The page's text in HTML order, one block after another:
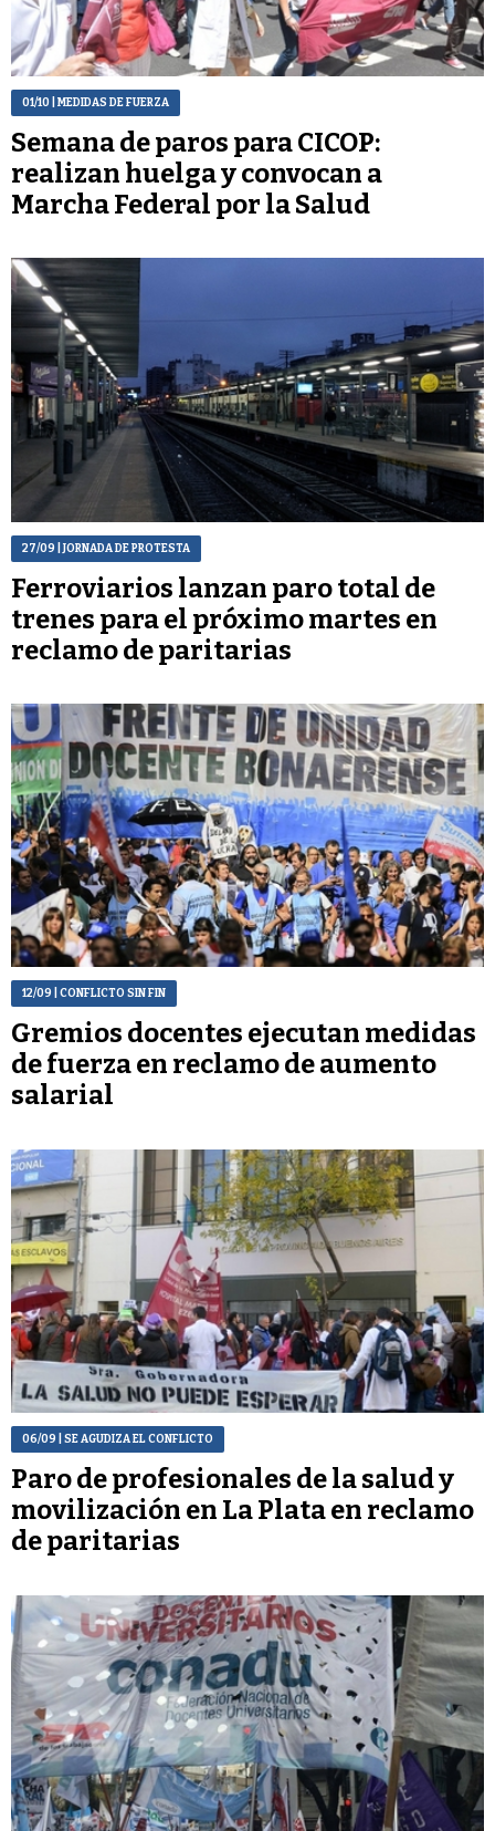
01/10 | MEDIDAS DE FUERZA
Semana de paros para CICOP:
realizan huelga y convocan a
Marcha Federal por la Salud
27/09 | JORNADA DE PROTESTA
Ferroviarios lanzan paro total de
trenes para el próximo martes en
reclamo de paritarias
12/09 | CONFLICTO SIN FIN
Gremios docentes ejecutan medidas
de fuerza en reclamo de aumento
salarial
06/09 | SE AGUDIZA EL CONFLICTO
Paro de profesionales de la salud y
movilización en La Plata en reclamo
de paritarias